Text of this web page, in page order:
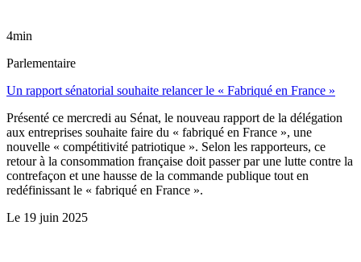
4min
Parlementaire
Un rapport sénatorial souhaite relancer le « Fabriqué en France »
Présenté ce mercredi au Sénat, le nouveau rapport de la délégation
aux entreprises souhaite faire du « fabriqué en France », une
nouvelle « compétitivité patriotique ». Selon les rapporteurs, ce
retour à la consommation française doit passer par une lutte contre la
contrefaçon et une hausse de la commande publique tout en
redéfinissant le « fabriqué en France ».
Le 19 juin 2025